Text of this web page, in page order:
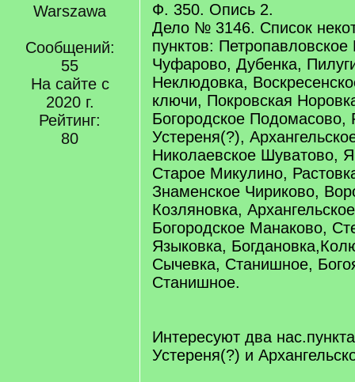
Warszawa
Сообщений:
55
На сайте с
2020 г.
Рейтинг:
80
Ф. 350. Опись 2.
Дело № 3146. Список
пунктов:
Чуфарово, Дубенка,
Неклюдовка,
ключи, Покровская
Богородское Подомасово,
Устереня(?),
Николаевское Шуватово,
Старое Микулино,
Знаменское Чириково,
Козляновка,
Богородское Манаково,
Языковка,
Сычевка, Станишное,
Станишное.
Интересуют два
Устереня(?) и